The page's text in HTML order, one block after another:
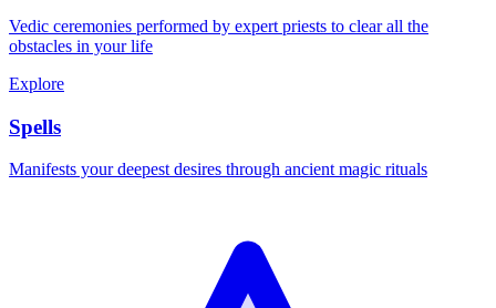
Vedic ceremonies performed by expert priests to clear all the
obstacles in your life
Explore
Spells
Manifests your deepest desires through ancient magic rituals